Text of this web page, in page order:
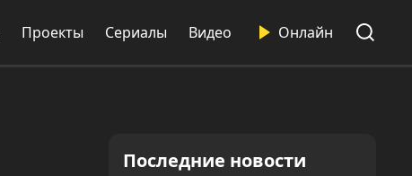
Проекты Сериалы Видео Онлайн
Последние новости